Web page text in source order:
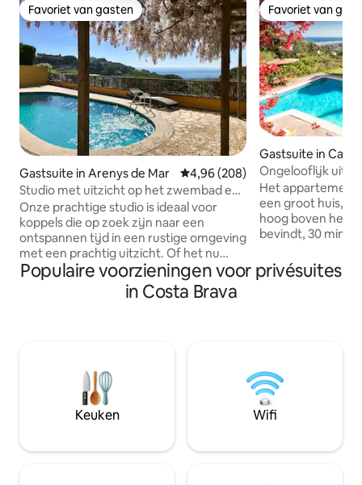
Favoriet van gasten
Favoriet van gasten
Gastsuite in Arenys de Mar Gemiddelde beoordeling van
4,96 (208)
Studio met uitzicht op het zwembad en
de zee in La Villa Mariposa
Onze prachtige studio is ideaal voor
koppels die op zoek zijn naar een
ontspannen tijd in een rustige omgeving
met een prachtig uitzicht. Of het nu
gaat om tafeltennis spelen, een bbq
koken, afkoelen in het zwembad of
gewoon pauzeren in de hangmat is jouw
met een adembenemend uitzicht over
het prachtige strand, de haven of in het
stadscentrum.
Favoriet van
Favoriet van
Gastsuite in
Ongelooflijk
Tuin. Strand.
Het appartement
een groot huis,
hoog boven het
bevindt, 30
groot terras met
een tuin met een
therapeut en
vaak
wellness-
Populaire voorzieningen voor privésuites
in Costa Brava
Keuken Wifi